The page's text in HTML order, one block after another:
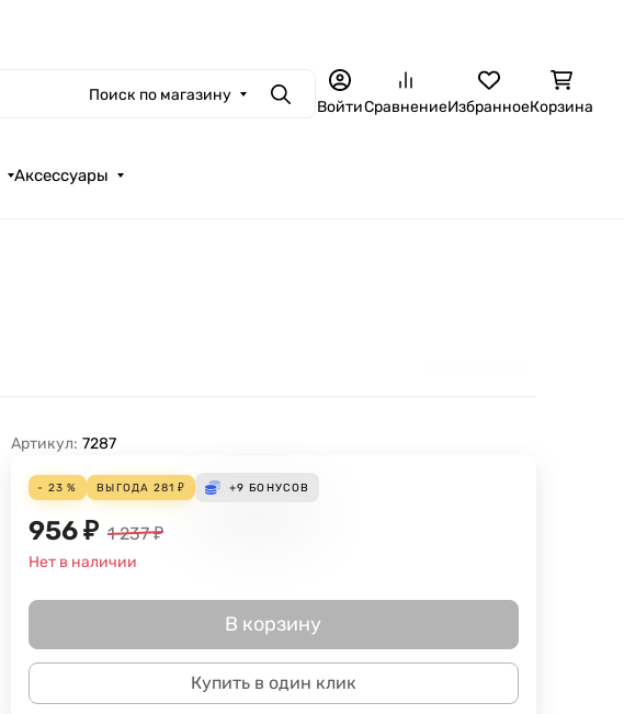
Поиск по магазину ПоискВойтиСравнениеИзбранноеКорзина
Аксессуары
Артикул: 7287
- 23 % ВЫГОДА 281 ₽ +9 БОНУСОВ
956₽ 1 237 ₽
Нет в наличии
В корзину
Купить в один клик